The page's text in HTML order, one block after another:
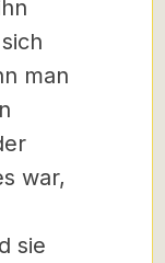
man
war,
sie